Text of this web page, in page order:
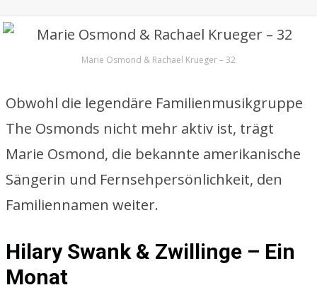
Marie Osmond & Rachael Krueger – 32
Obwohl die legendäre Familienmusikgruppe
The Osmonds nicht mehr aktiv ist, trägt
Marie Osmond, die bekannte amerikanische
Sängerin und Fernsehpersönlichkeit, den
Familiennamen weiter.
Hilary Swank & Zwillinge – Ein
Monat